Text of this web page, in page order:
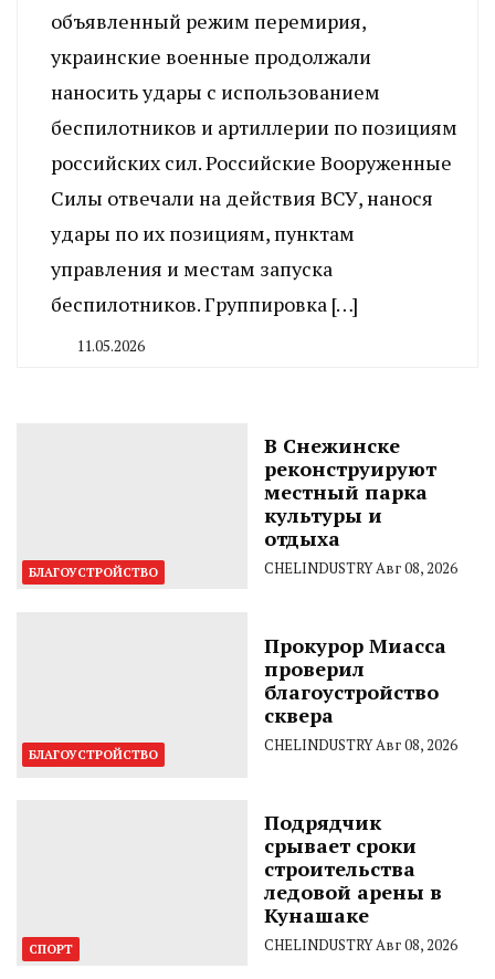
объявленный режим перемирия,
украинские военные продолжали
наносить удары с использованием
беспилотников и артиллерии по позициям
российских сил. Российские Вооруженные
Силы отвечали на действия ВСУ, нанося
удары по их позициям, пунктам
управления и местам запуска
беспилотников. Группировка […]
11.05.2026
БЛАГОУСТРОЙСТВО
В Снежинске
реконструируют
местный парка
культуры и
отдыха
CHELINDUSTRY Авг 08, 2026
БЛАГОУСТРОЙСТВО
Прокурор Миасса
проверил
благоустройство
сквера
CHELINDUSTRY Авг 08, 2026
СПОРТ
Подрядчик
срывает сроки
строительства
ледовой арены в
Кунашаке
CHELINDUSTRY Авг 08, 2026